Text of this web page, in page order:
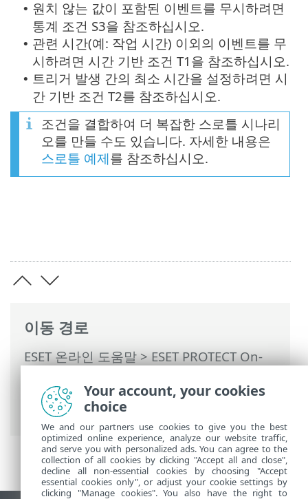
이동 경로
ESET 온라인 도움말>ESET PROTECT On-
ESET PROTECT On-Prem 기본 메뉴>작업
> 고급 설정 - 스로틀
• 원치 않는 값이 포함된 이벤트를 무시하려면
통계 조건 S3을 참조하십시오.
• 관련 시간(예: 작업 시간) 이외의 이벤트를 무
시하려면 시간 기반 조건 T1을 참조하십시오.
• 트리거 발생 간의 최소 시간을 설정하려면 시
간 기반 조건 T2를 참조하십시오.
조건을 결합하여 더 복잡한 스로틀 시나리
오를 만들 수도 있습니다. 자세한 내용은
스로틀 예제를 참조하십시오.
Your account, your cookies
choice
We and our partners use cookies to give you the best
optimized online experience, analyze our website traffic,
and serve you with personalized ads. You can agree to the
collection of all cookies by clicking "Accept all and close",
decline all non-essential cookies by choosing "Accept
essential cookies only", or adjust your cookie settings by
clicking "Manage cookies". You also have the right to